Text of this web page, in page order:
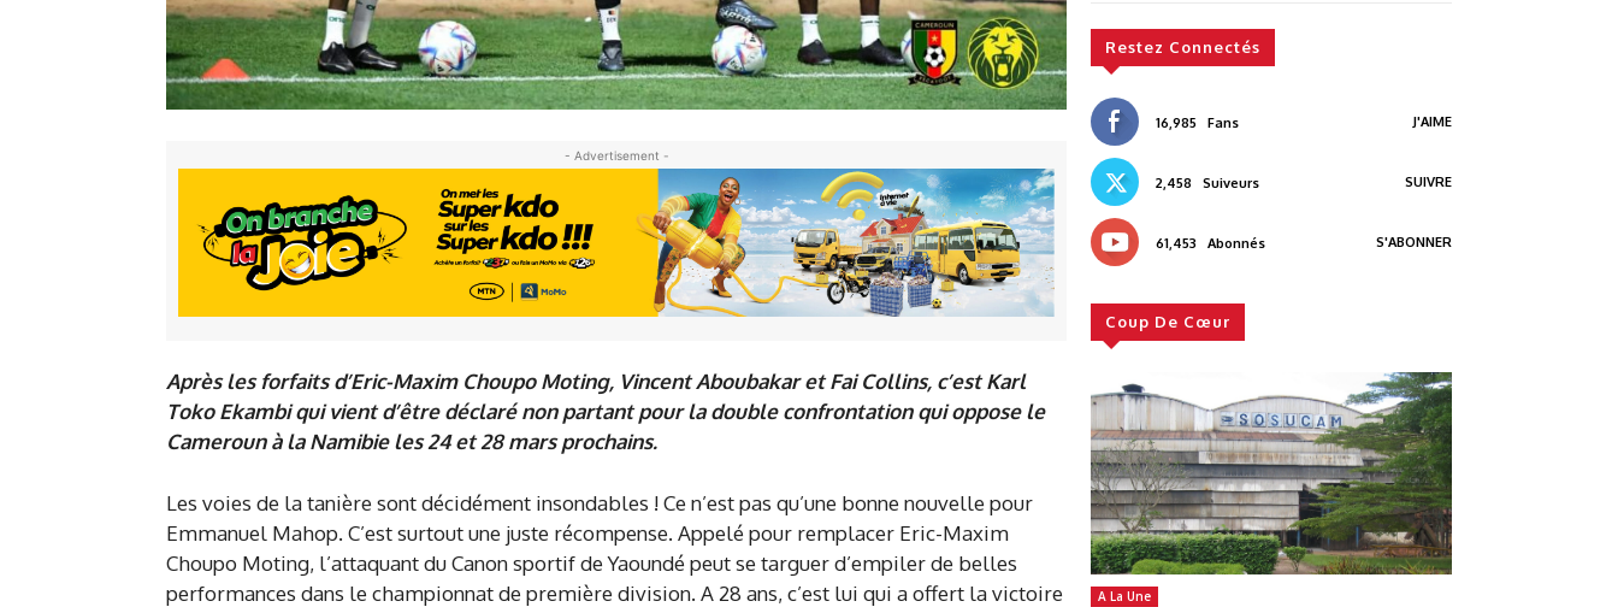
- Advertisement -
Après les forfaits d’Eric-Maxim Choupo Moting, Vincent Aboubakar et Fai Collins, c’est Karl
Toko Ekambi qui vient d’être déclaré non partant pour la double confrontation qui oppose le
Cameroun à la Namibie les 24 et 28 mars prochains.
Les voies de la tanière sont décidément insondables ! Ce n’est pas qu’une bonne nouvelle pour
Emmanuel Mahop. C’est surtout une juste récompense. Appelé pour remplacer Eric-Maxim
Choupo Moting, l’attaquant du Canon sportif de Yaoundé peut se targuer d’empiler de belles
performances dans le championnat de première division. A 28 ans, c’est lui qui a offert la victoire
Restez Connectés
16,985 Fans J'AIME
2,458 Suiveurs SUIVRE
61,453 Abonnés S'ABONNER
Coup De Cœur
A La Une